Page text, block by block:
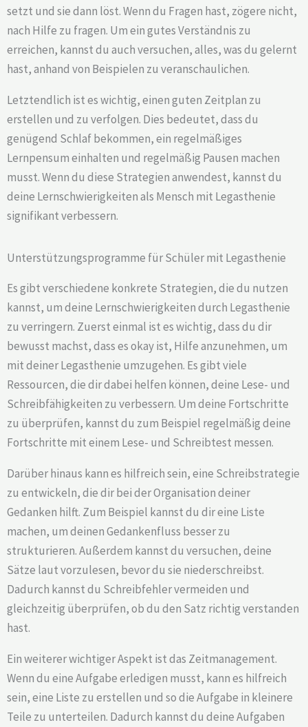
setzt und sie dann löst. Wenn du Fragen hast, zögere nicht,
nach Hilfe zu fragen. Um ein gutes Verständnis zu
erreichen, kannst du auch versuchen, alles, was du gelernt
hast, anhand von Beispielen zu veranschaulichen.
Letztendlich ist es wichtig, einen guten Zeitplan zu
erstellen und zu verfolgen. Dies bedeutet, dass du
genügend Schlaf bekommen, ein regelmäßiges
Lernpensum einhalten und regelmäßig Pausen machen
musst. Wenn du diese Strategien anwendest, kannst du
deine Lernschwierigkeiten als Mensch mit Legasthenie
signifikant verbessern.
Unterstützungsprogramme für Schüler mit Legasthenie
Es gibt verschiedene konkrete Strategien, die du nutzen
kannst, um deine Lernschwierigkeiten durch Legasthenie
zu verringern. Zuerst einmal ist es wichtig, dass du dir
bewusst machst, dass es okay ist, Hilfe anzunehmen, um
mit deiner Legasthenie umzugehen. Es gibt viele
Ressourcen, die dir dabei helfen können, deine Lese- und
Schreibfähigkeiten zu verbessern. Um deine Fortschritte
zu überprüfen, kannst du zum Beispiel regelmäßig deine
Fortschritte mit einem Lese- und Schreibtest messen.
Darüber hinaus kann es hilfreich sein, eine Schreibstrategie
zu entwickeln, die dir bei der Organisation deiner
Gedanken hilft. Zum Beispiel kannst du dir eine Liste
machen, um deinen Gedankenfluss besser zu
strukturieren. Außerdem kannst du versuchen, deine
Sätze laut vorzulesen, bevor du sie niederschreibst.
Dadurch kannst du Schreibfehler vermeiden und
gleichzeitig überprüfen, ob du den Satz richtig verstanden
hast.
Ein weiterer wichtiger Aspekt ist das Zeitmanagement.
Wenn du eine Aufgabe erledigen musst, kann es hilfreich
sein, eine Liste zu erstellen und so die Aufgabe in kleinere
Teile zu unterteilen. Dadurch kannst du deine Aufgaben